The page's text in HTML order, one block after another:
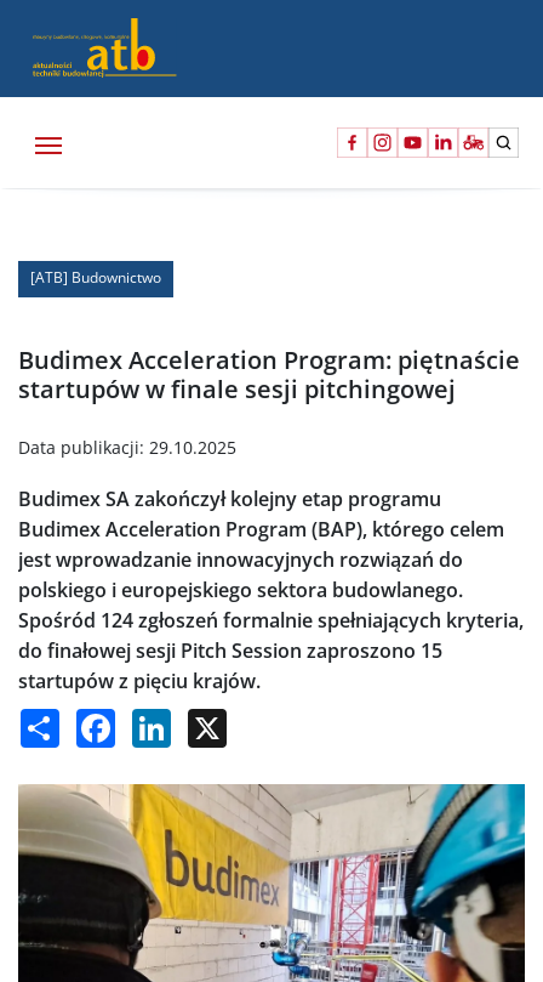
[ATB] Budownictwo
Budimex Acceleration Program: piętnaście
startupów w finale sesji pitchingowej
Data publikacji: 29.10.2025
Budimex SA zakończył kolejny etap programu
Budimex Acceleration Program (BAP), którego celem
jest wprowadzanie innowacyjnych rozwiązań do
polskiego i europejskiego sektora budowlanego.
Spośród 124 zgłoszeń formalnie spełniających kryteria,
do finałowej sesji Pitch Session zaproszono 15
startupów z pięciu krajów.
Share Facebook LinkedIn